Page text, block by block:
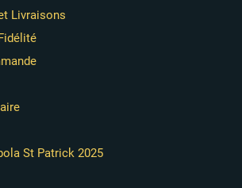
Livraisons
St Patrick 2025